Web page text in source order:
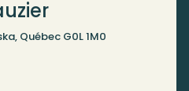
Québec G0L 1M0